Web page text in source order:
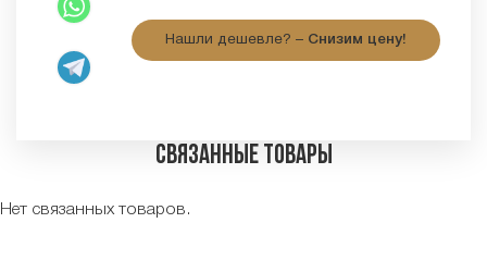
Нашли дешевле? – Снизим цену!
Связанные товары
Нет связанных товаров.